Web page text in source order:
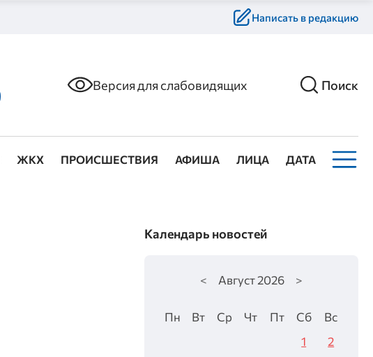
Написать в редакцию
Версия для слабовидящих Поиск
ЖКХ ПРОИСШЕСТВИЯ АФИША ЛИЦА ДАТА
Календарь новостей
< Август2026 >
Пн Вт Ср Чт Пт Сб
Вс
1
2